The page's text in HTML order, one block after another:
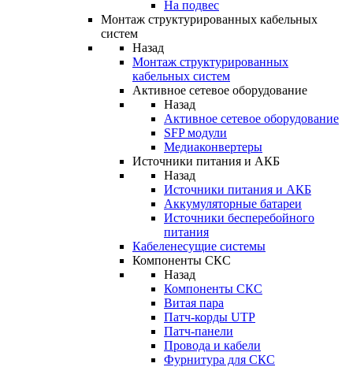
На подвес
Монтаж структурированных кабельных
систем
Назад
Монтаж структурированных
кабельных систем
Активное сетевое оборудование
Назад
Активное сетевое оборудование
SFP модули
Медиаконвертеры
Источники питания и АКБ
Назад
Источники питания и АКБ
Аккумуляторные батареи
Источники бесперебойного
питания
Кабеленесущие системы
Компоненты СКС
Назад
Компоненты СКС
Витая пара
Патч-корды UTP
Патч-панели
Провода и кабели
Фурнитура для СКС